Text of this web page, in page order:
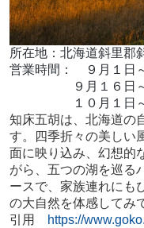
所在地：北海道斜里郡
営業時間： ９月１日
９月１６日～３
１０月１日～２
知床五胡は、北海道の
す。四季折々の美しい
面に映り込み、幻想的
がら、五つの湖を巡る
ースで、家族連れにも
の大自然を体感してみ
引用
https://